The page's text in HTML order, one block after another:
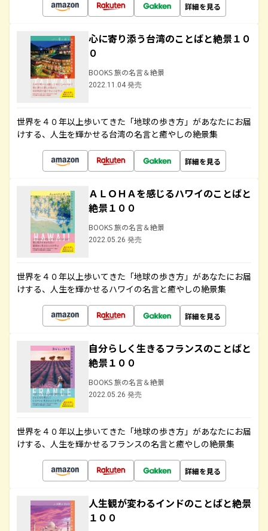
詳細を見る
心に寄り添う台湾のことばと絶景１０
０
BOOKS 旅の名言＆絶景
2022.11.04 発売
世界を４０年以上歩いてきた「地球の歩き方」があなたにお届
けする、人生を輝かせる台湾の名言と癒やしの絶景集
詳細を見る
ＡＬＯＨＡを感じるハワイのことばと
絶景１００
BOOKS 旅の名言＆絶景
2022.05.26 発売
世界を４０年以上歩いてきた「地球の歩き方」があなたにお届
けする、人生を輝かせるハワイの名言と癒やしの絶景集
詳細を見る
自分らしく生きるフランスのことばと
絶景１００
BOOKS 旅の名言＆絶景
2022.05.26 発売
世界を４０年以上歩いてきた「地球の歩き方」があなたにお届
けする、人生を輝かせるフランスの名言と癒やしの絶景集
詳細を見る
人生観が変わるインドのことばと絶景
１００